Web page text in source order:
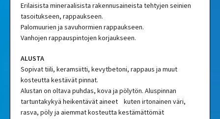
Erilaisista mineraalisista rakennusaineista tehtyjen seinien
tasoitukseen, rappaukseen.
Palomuurien ja savuhormien rappaukseen.
Vanhojen rappauspintojen korjaukseen.
ALUSTA
Sopivat tiili, keramsiitti, kevytbetoni, rappaus ja muut
kosteutta kestävät pinnat.
Alustan on oltava puhdas, kova ja pölytön. Aluspinnan
tartuntakykyä heikentävät aineet kuten irtonainen väri,
rasva, pöly ja aiemmat kosteutta kestämättömät